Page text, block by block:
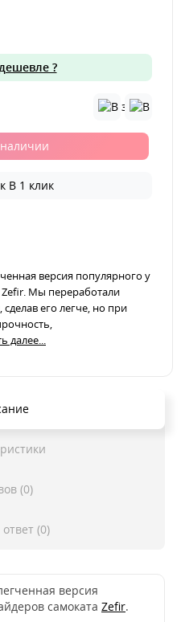
?
В 1 клик
версия популярного у
Мы переработали
его легче, но при
далее...
(0)
(0)
версия
самоката Zefir.